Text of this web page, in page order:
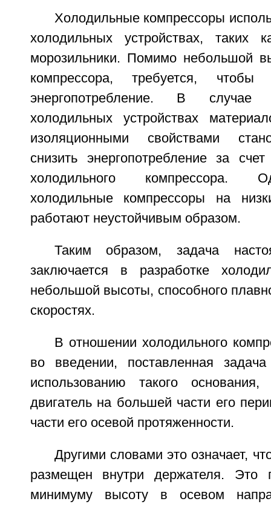
Холодильные компрессоры
холодильных устройствах, таких
морозильники. Помимо небольшой
компрессора, требуется,
энергопотребление. В случае
холодильных устройствах
изоляционными свойствами
снизить энергопотребление за
холодильного компрессора.
холодильные компрессоры на
работают неустойчивым образом.
Таким образом, задача
заключается в разработке
небольшой высоты, способного
скоростях.
В отношении холодильного
во введении, поставленная
использованию такого основания,
двигатель на большей части его
части его осевой протяженности.
Другими словами это означает,
размещен внутри держателя. Это
минимуму высоту в осевом